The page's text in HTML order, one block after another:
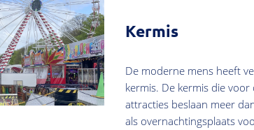
Kermis
De moderne mens heeft
kermis. De kermis die
attracties beslaan meer
als overnachtingsplaats